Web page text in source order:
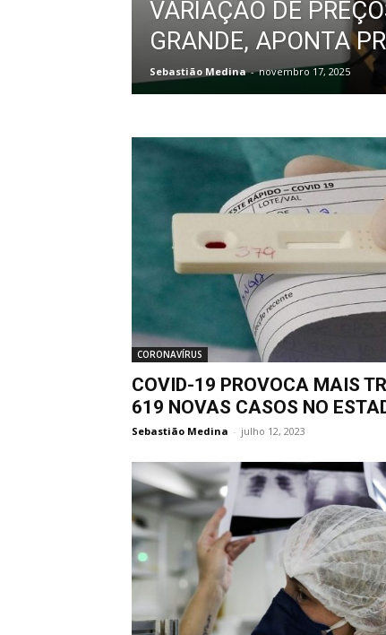
VARIAÇÃO DE
GRANDE, APONTA
Sebastião Medina - novembro 17, 2025
CORONAVÍRUS
COVID-19 PROVOCA MAIS
619 NOVAS CASOS NO
Sebastião Medina - julho 12, 2023